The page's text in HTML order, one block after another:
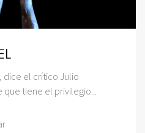
dice el crítico Julio
que tiene el privilegio...